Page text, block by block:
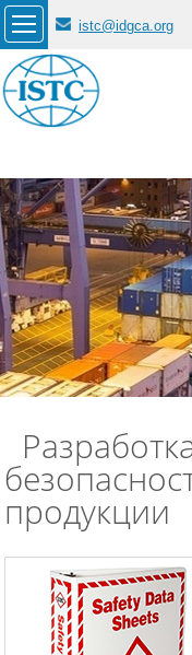
istc@idgca.org
продукции